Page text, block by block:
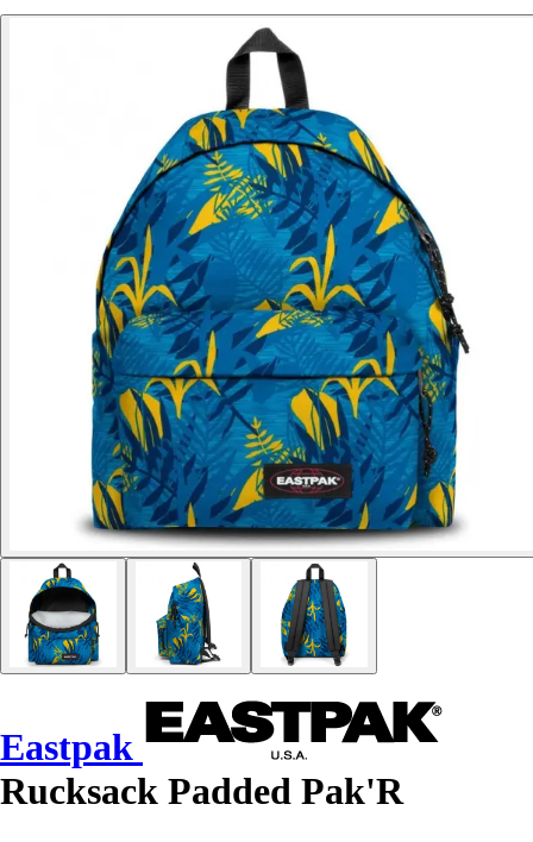
Eastpak
Rucksack Padded Pak'R